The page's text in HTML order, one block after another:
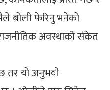
बोली फेरिनु भनेको
अवस्थाको संकेत
तर यो अनुभवी